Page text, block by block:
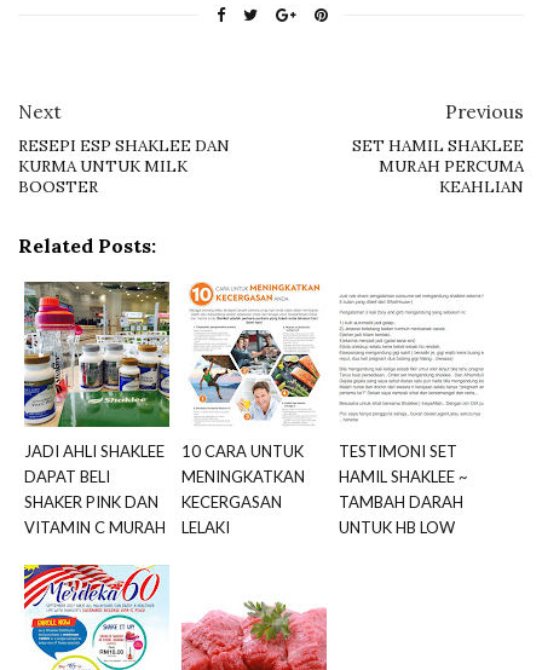
Next
RESEPI ESP SHAKLEE DAN
KURMA UNTUK MILK
BOOSTER
Previous
SET HAMIL SHAKLEE
MURAH PERCUMA
KEAHLIAN
Related Posts:
JADI AHLI SHAKLEE
DAPAT BELI
SHAKER PINK DAN
VITAMIN C MURAH
10 CARA UNTUK
MENINGKATKAN
KECERGASAN
LELAKI
TESTIMONI SET
HAMIL SHAKLEE ~
TAMBAH DARAH
UNTUK HB LOW